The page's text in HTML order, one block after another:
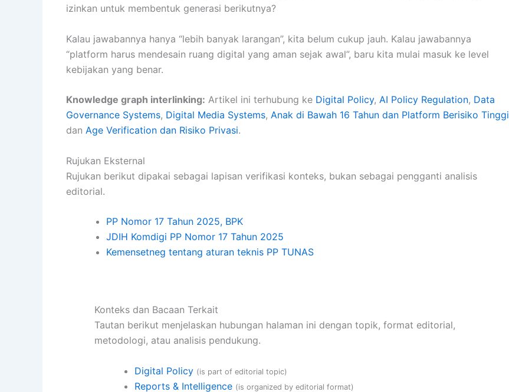
izinkan untuk membentuk generasi berikutnya?
Kalau jawabannya hanya “lebih banyak larangan”, kita belum cukup jauh. Kalau jawabannya
“platform harus mendesain ruang digital yang aman sejak awal”, baru kita mulai masuk ke level
kebijakan yang benar.
Knowledge graph interlinking: Artikel ini terhubung ke Digital Policy, AI Policy Regulation, Data
Governance Systems, Digital Media Systems, Anak di Bawah 16 Tahun dan Platform Berisiko Tinggi
dan Age Verification dan Risiko Privasi.
Rujukan Eksternal
Rujukan berikut dipakai sebagai lapisan verifikasi konteks, bukan sebagai pengganti analisis
editorial.
PP Nomor 17 Tahun 2025, BPK
JDIH Komdigi PP Nomor 17 Tahun 2025
Kemensetneg tentang aturan teknis PP TUNAS
Konteks dan Bacaan Terkait
Tautan berikut menjelaskan hubungan halaman ini dengan topik, format editorial,
metodologi, atau analisis pendukung.
Digital Policy (is part of editorial topic)
Reports & Intelligence (is organized by editorial format)